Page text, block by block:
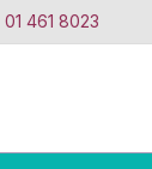
01 461 8023